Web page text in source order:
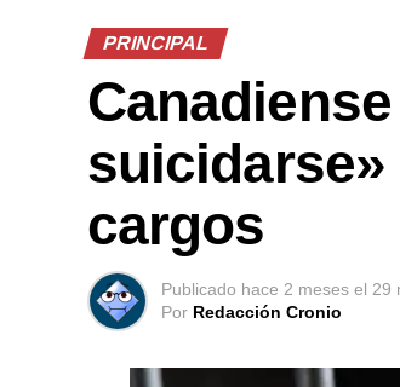
PRINCIPAL
suicidarse»
cargos
Publicado hace 2 meses el 29
Por Redacción Cronio